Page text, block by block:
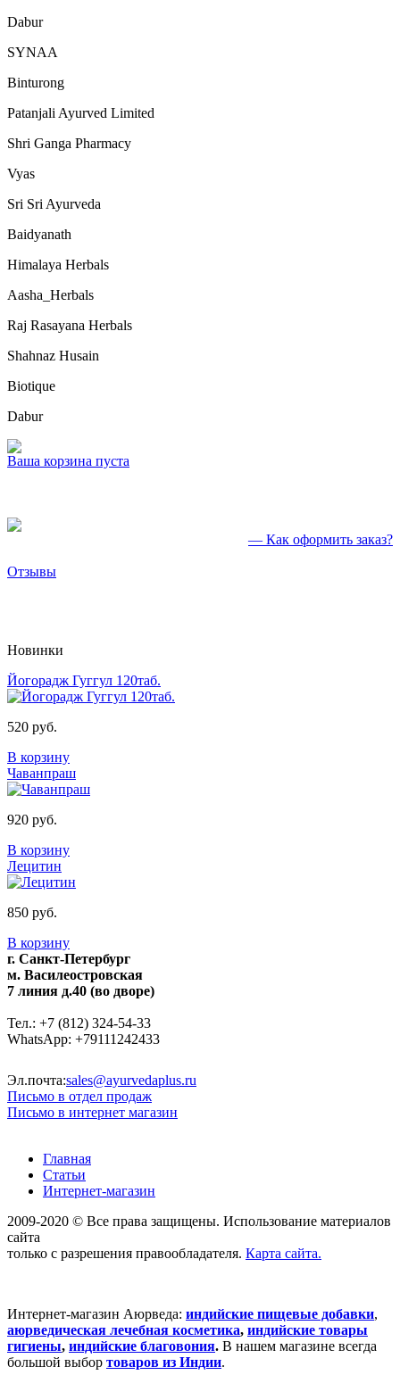
Dabur
SYNAA
Binturong
Patanjali Ayurved Limited
Shri Ganga Pharmacy
Vyas
Sri Sri Ayurveda
Baidyanath
Himalaya Herbals
Aasha_Herbals
Raj Rasayana Herbals
Shahnaz Husain
Biotique
Dabur
Ваша корзина пуста
— Как оформить заказ?
Отзывы
Новинки
Йогорадж Гуггул 120таб.
520 руб.
В корзину
Чаванпраш
920 руб.
В корзину
Лецитин
850 руб.
В корзину
г. Санкт-Петербург
м. Василеостровская
7 линия д.40 (во дворе)
Тел.: +7 (812) 324-54-33
WhatsApp: +79111242433
Эл.почта:sales@ayurvedaplus.ru
Письмо в отдел продаж
Письмо в интернет магазин
Главная
Статьи
Интернет-магазин
2009-2020 © Все права защищены. Использование материалов
сайта
только с разрешения правообладателя. Карта сайта.
Интернет-магазин Аюрведа: индийские пищевые добавки,
аюрведическая лечебная косметика, индийские товары
гигиены, индийские благовония. В нашем магазине всегда
большой выбор товаров из Индии.